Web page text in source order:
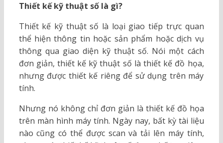
Thiết kế kỹ thuật số là gì?
Thiết kế kỹ thuật số là loại giao tiếp trực quan
thể hiện thông tin hoặc sản phẩm hoặc dịch vụ
thông qua giao diện kỹ thuật số. Nói một cách
đơn giản, thiết kế kỹ thuật số là thiết kế đồ họa,
nhưng được thiết kế riêng để sử dụng trên máy
tính.
Nhưng nó không chỉ đơn giản là thiết kế đồ họa
trên màn hình máy tính. Ngày nay, bất kỳ tài liệu
nào cũng có thể được scan và tải lên máy tính,